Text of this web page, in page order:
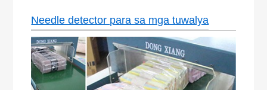
Needle detector para sa mga tuwalya